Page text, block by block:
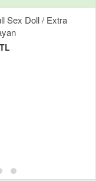
Sex Doll / Extra